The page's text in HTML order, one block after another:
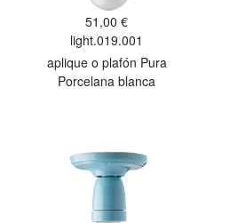
51,00 €
light.019.001
aplique o plafón Pura
Porcelana blanca